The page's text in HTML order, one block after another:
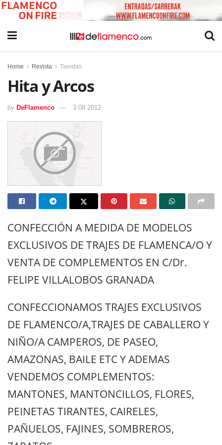
Home Revista Tiendas
Hita y Arcos
by DeFlamenco 3 08 2012
CONFECCIÓN A MEDIDA DE MODELOS
EXCLUSIVOS DE TRAJES DE FLAMENCA/O Y
VENTA DE COMPLEMENTOS EN C/Dr.
FELIPE VILLALOBOS GRANADA
CONFECCIONAMOS TRAJES EXCLUSIVOS
DE FLAMENCO/A,TRAJES DE CABALLERO Y
NIÑO/A CAMPEROS, DE PASEO,
AMAZONAS, BAILE ETC Y ADEMAS
VENDEMOS COMPLEMENTOS:
MANTONES, MANTONCILLOS, FLORES,
PEINETAS TIRANTES, CAIRELES,
PAÑUELOS, FAJINES, SOMBREROS,